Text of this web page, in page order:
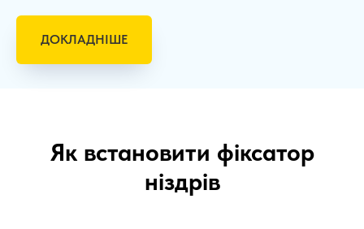
ДОКЛАДНІШЕ
Як встановити фіксатор
ніздрів